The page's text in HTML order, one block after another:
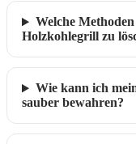
Welche
Holzkohlegrill zu
Wie kann ich
sauber bewahren?